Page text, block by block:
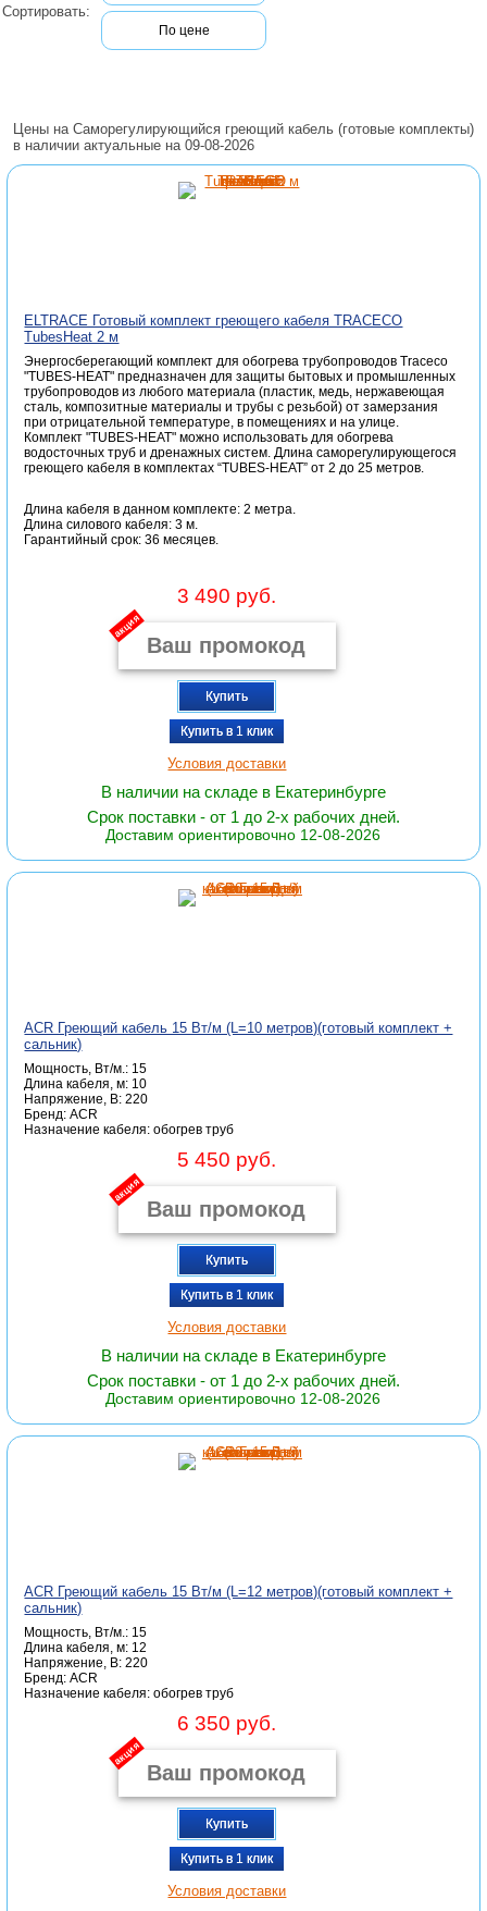
Сортировать:
По цене
Цены на Саморегулирующийся греющий кабель (готовые комплекты)
в наличии актуальные на 09-08-2026
ELTRACE Готовый комплект греющего кабеля TRACECO
TubesHeat 2 м
Энергосберегающий комплект для обогрева трубопроводов Traceco
"TUBES-HEAT" предназначен для защиты бытовых и промышленных
трубопроводов из любого материала (пластик, медь, нержавеющая
сталь, композитные материалы и трубы с резьбой) от замерзания
при отрицательной температуре, в помещениях и на улице.
Комплект "TUBES-HEAT" можно использовать для обогрева
водосточных труб и дренажных систем. Длина саморегулирующегося
греющего кабеля в комплектах “TUBES-HEAT” от 2 до 25 метров.
Длина кабеля в данном комплекте: 2 метра.
Длина силового кабеля: 3 м.
Гарантийный срок: 36 месяцев.
3 490 руб.
акция
Купить
Купить в 1 клик
Условия доставки
В наличии на складе в Екатеринбурге
Срок поставки - от 1 до 2-х рабочих дней.
Доставим ориентировочно 12-08-2026
ACR Греющий кабель 15 Вт/м (L=10 метров)(готовый комплект +
сальник)
Мощность, Вт/м.: 15
Длина кабеля, м: 10
Напряжение, В: 220
Бренд: ACR
Назначение кабеля: обогрев труб
5 450 руб.
акция
Купить
Купить в 1 клик
Условия доставки
В наличии на складе в Екатеринбурге
Срок поставки - от 1 до 2-х рабочих дней.
Доставим ориентировочно 12-08-2026
ACR Греющий кабель 15 Вт/м (L=12 метров)(готовый комплект +
сальник)
Мощность, Вт/м.: 15
Длина кабеля, м: 12
Напряжение, В: 220
Бренд: ACR
Назначение кабеля: обогрев труб
6 350 руб.
акция
Купить
Купить в 1 клик
Условия доставки